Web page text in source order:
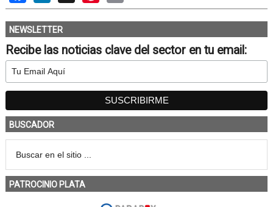
NEWSLETTER
Recibe las noticias clave del sector en tu email:
BUSCADOR
PATROCINIO PLATA